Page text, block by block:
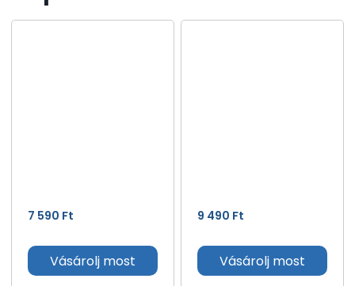
7 590 Ft
Vásárolj most
9 490 Ft
Vásárolj most